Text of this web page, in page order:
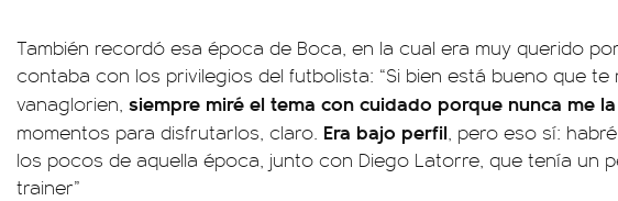
También recordó esa época de Boca, en la cual era muy querido
contaba con los privilegios del futbolista: “Si bien está bueno que
vanaglorien, siempre miré el tema con cuidado porque nunca me
momentos para disfrutarlos, claro. Era bajo perfil, pero eso sí:
los pocos de aquella época, junto con Diego Latorre, que tenía un
trainer”